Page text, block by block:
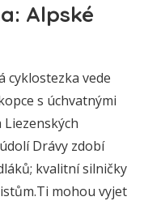
Alpské
cyklostezka vede
s úchvatnými
Drávy zdobí
kvalitní silničky
mohou vyjet